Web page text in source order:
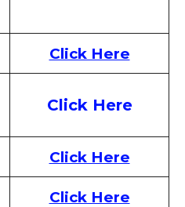
Click Here
Click Here
Click Here
Click Here